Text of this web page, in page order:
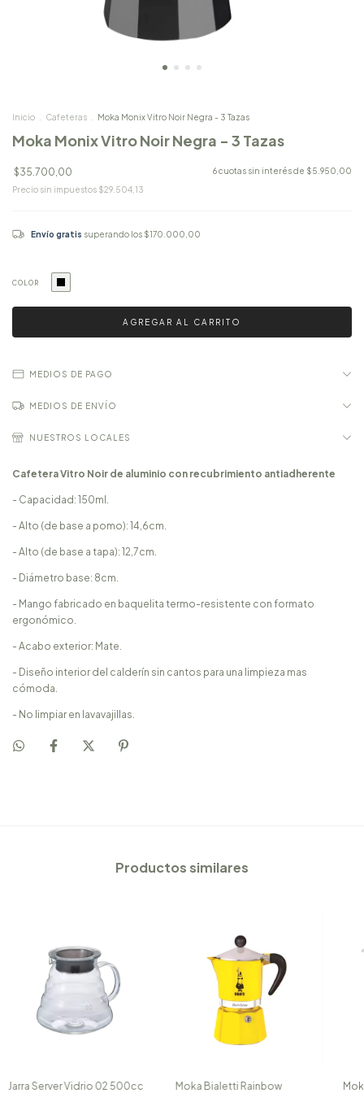
Inicio Cafeteras Moka Monix Vitro Noir Negra - 3 Tazas
Moka Monix Vitro Noir Negra - 3 Tazas
$35.700,00 6cuotas sin interés de $5.950,00
Precio sin impuestos $29.504,13
Envío gratis superando los $170.000,00
COLOR
MEDIOS DE PAGO
MEDIOS DE ENVÍO
NUESTROS LOCALES
Cafetera Vitro Noir de aluminio con recubrimiento antiadherente
- Capacidad: 150ml.
- Alto (de base a pomo): 14,6cm.
- Alto (de base a tapa): 12,7cm.
- Diámetro base: 8cm.
- Mango fabricado en baquelita termo-resistente con formato
ergonómico.
- Acabo exterior: Mate.
- Diseño interior del calderín sin cantos para una limpieza mas
cómoda.
- No limpiar en lavavajillas.
Productos similares
Jarra Server Vidrio 02 500cc
Moka Bialetti Rainbow